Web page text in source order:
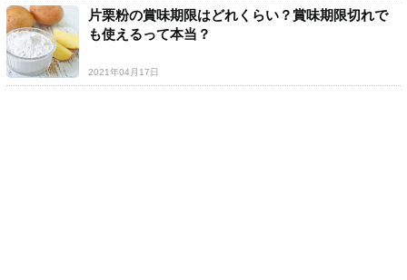
片栗粉の賞味期限はどれくらい？賞味期限切れで
も使えるって本当？
2021年04月17日